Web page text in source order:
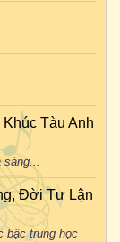
Tàu Anh
sáng...
Đời Tư Lận
bậc trung học